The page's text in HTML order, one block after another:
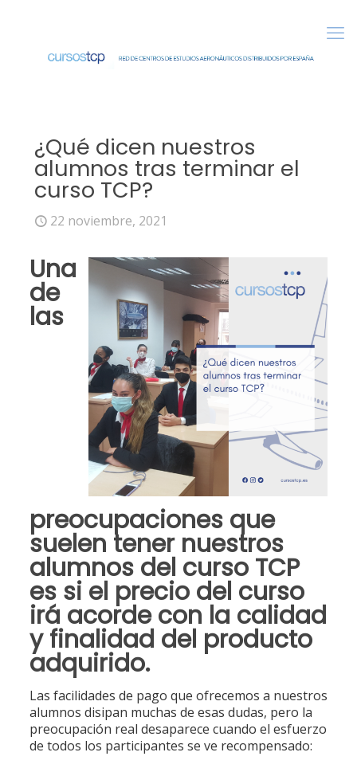
¿Qué dicen nuestros
alumnos tras terminar el
curso TCP?
22 noviembre, 2021
Una
de
las
preocupaciones que
suelen tenernuestros
alumnos del curso TCP
es si el precio del curso
irá acorde con la calidad
y finalidad del producto
adquirido.
Las facilidades de pago que ofrecemos a nuestros
alumnos disipan muchas de esas dudas, pero la
preocupación real desaparece cuando el esfuerzo
de todos los participantes se ve recompensado: